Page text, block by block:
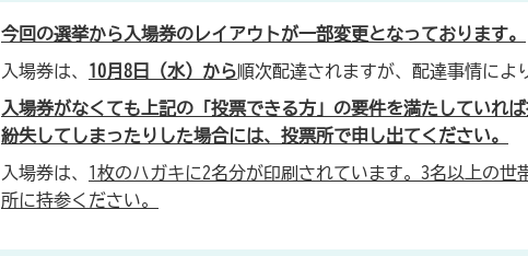
今回の選挙から入場券のレイアウトが一部変更となっております。
入場券は、 10月8日（水）から 順次配達されますが、配達事情によ
入場券がなくても上記の「投票できる方」の要件を満たしていれ
紛失してしまったりした場合には、投票所で申し出てください。
入場券は、 1枚のハガキに2名分が印刷されています。3名以上の
所に持参ください。